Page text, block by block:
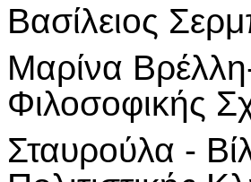
Βασίλειος
Μαρίνα
Φιλοσοφικής
Σταυρούλα -